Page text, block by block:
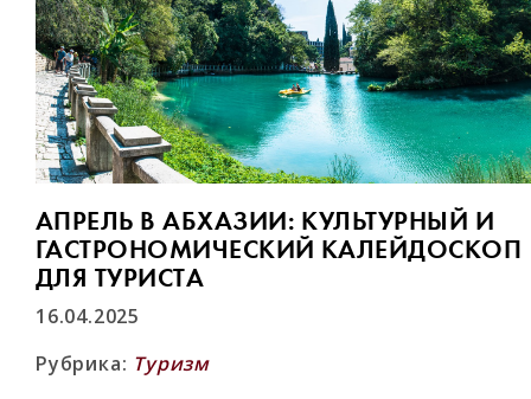
АПРЕЛЬ В АБХАЗИИ: КУЛЬТУРНЫЙ И
ГАСТРОНОМИЧЕСКИЙ КАЛЕЙДОСКОП
ДЛЯ ТУРИСТА
16.04.2025
Рубрика: Туризм